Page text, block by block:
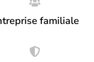
familiale